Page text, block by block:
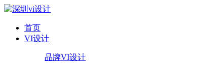
首页
VI设计
品牌VI设计